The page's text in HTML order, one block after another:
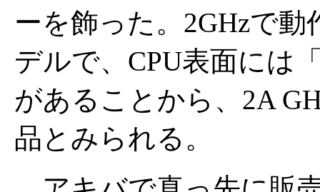
ーを飾った。2GHzで動
デルで、CPU表面には
があることから、2A
品とみられる。